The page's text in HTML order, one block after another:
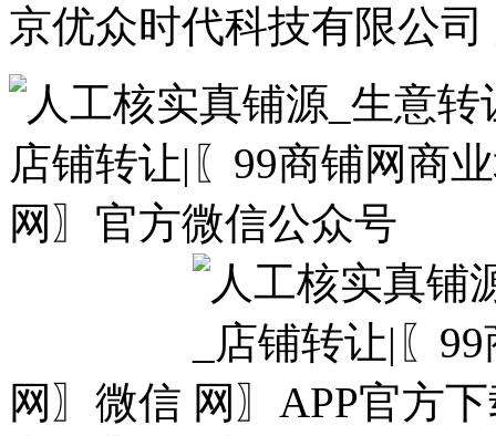
京优众时代科技有限公
网〗微信